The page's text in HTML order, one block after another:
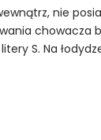
nie
S. Na